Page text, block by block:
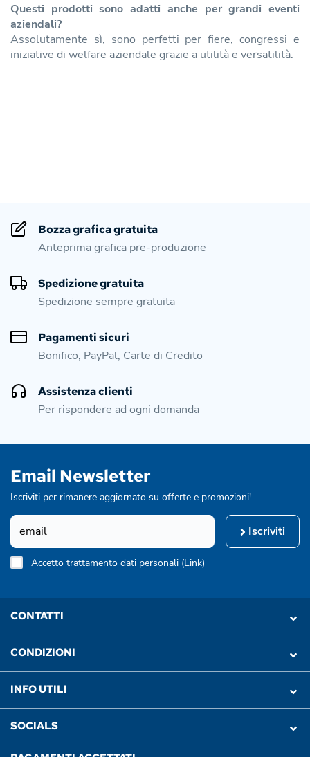
Questi prodotti sono adatti anche per grandi eventi
aziendali?
Assolutamente sì, sono perfetti per fiere, congressi e
iniziative di welfare aziendale grazie a utilità e versatilità.
Bozza grafica gratuita
Anteprima grafica pre-produzione
Spedizione gratuita
Spedizione sempre gratuita
Pagamenti sicuri
Bonifico, PayPal, Carte di Credito
Assistenza clienti
Per rispondere ad ogni domanda
Email Newsletter
Iscriviti per rimanere aggiornato su offerte e promozioni!
Iscriviti
Accetto trattamento dati personali (Link)
CONTATTI
CONDIZIONI
INFO UTILI
SOCIALS